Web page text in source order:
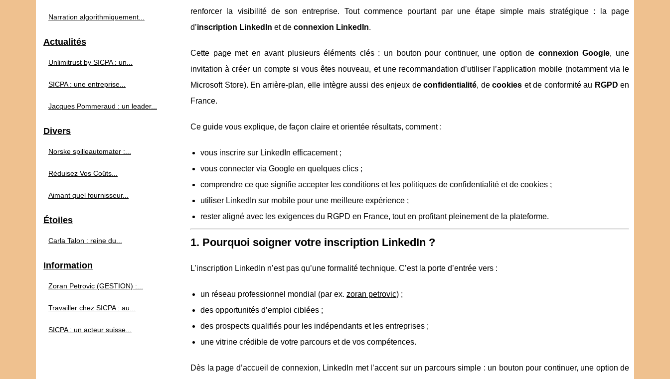
renforcer la visibilité de son entreprise. Tout commence pourtant par une étape simple mais stratégique : la page
d’inscription LinkedIn et de connexion LinkedIn.
Cette page met en avant plusieurs éléments clés : un bouton pour continuer, une option de connexion Google, une
invitation à créer un compte si vous êtes nouveau, et une recommandation d’utiliser l’application mobile (notamment via le
Microsoft Store). En arrière-plan, elle intègre aussi des enjeux de confidentialité, de cookies et de conformité au RGPD en
France.
Ce guide vous explique, de façon claire et orientée résultats, comment :
vous inscrire sur LinkedIn efficacement ;
vous connecter via Google en quelques clics ;
comprendre ce que signifie accepter les conditions et les politiques de confidentialité et de cookies ;
utiliser LinkedIn sur mobile pour une meilleure expérience ;
rester aligné avec les exigences du RGPD en France, tout en profitant pleinement de la plateforme.
1. Pourquoi soigner votre inscription LinkedIn ?
L’inscription LinkedIn n’est pas qu’une formalité technique. C’est la porte d’entrée vers :
un réseau professionnel mondial (par ex. zoran petrovic) ;
des opportunités d’emploi ciblées ;
des prospects qualifiés pour les indépendants et les entreprises ;
une vitrine crédible de votre parcours et de vos compétences.
Dès la page d’accueil de connexion, LinkedIn met l’accent sur un parcours simple : un bouton pour continuer, une option de
Narration algorithmiquement...
Actualités
Unlimitrust by SICPA : un...
SICPA : une entreprise...
Jacques Pommeraud : un leader...
Divers
Norske spilleautomater :...
Réduisez Vos Coûts...
Aimant quel fournisseur...
Étoiles
Carla Talon : reine du...
Information
Zoran Petrovic (GESTION) :...
Travailler chez SICPA : au...
SICPA : un acteur suisse...